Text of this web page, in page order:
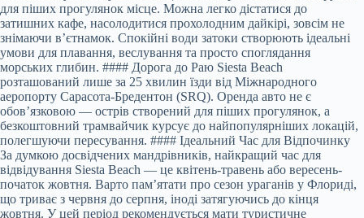
для піших прогулянок місце. Можна легко дістатися до
затишних кафе, насолодитися прохолодним дайкірі, зовсім не
знімаючи в’єтнамок. Спокійні води затоки створюють ідеальні
умови для плавання, веслування та просто споглядання
морських глибин. #### Дорога до Раю Siesta Beach
розташований лише за 25 хвилин їзди від Міжнародного
аеропорту Сарасота-Бредентон (SRQ). Оренда авто не є
обов’язковою — острів створений для піших прогулянок, а
безкоштовний трамвайчик курсує до найпопулярніших локацій,
полегшуючи пересування. #### Ідеальний Час для Відпочинку
За думкою досвідчених мандрівників, найкращий час для
відвідування Siesta Beach — це квітень-травень або вересень-
початок жовтня. Варто пам’ятати про сезон ураганів у Флориді,
що триває з червня до серпня, іноді затягуючись до кінця
жовтня. У цей період рекомендується мати туристичне